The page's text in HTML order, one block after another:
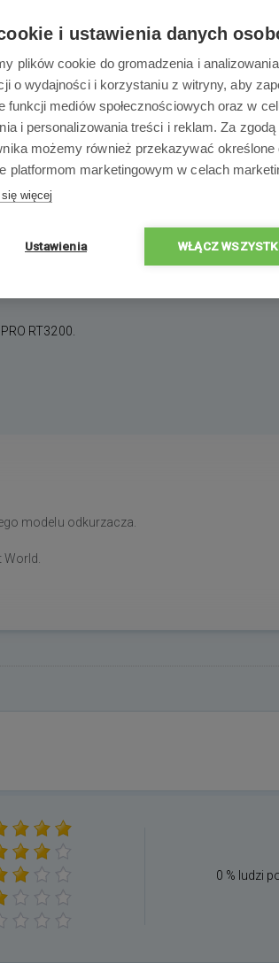
Zawartość
1xKosz filtra 60 µm
RT3200.
modelu odkurzacza.
0 % ludzi
i ustawienia danych
plików cookie do gromadzenia i analizowania
o wydajności i korzystaniu z witryny, aby
funkcji mediów społecznościowych oraz w
i personalizowania treści i reklam. Za zgodą
możemy również przekazywać określone
platformom marketingowym w celach
więcej
Ustawienia WŁĄCZ